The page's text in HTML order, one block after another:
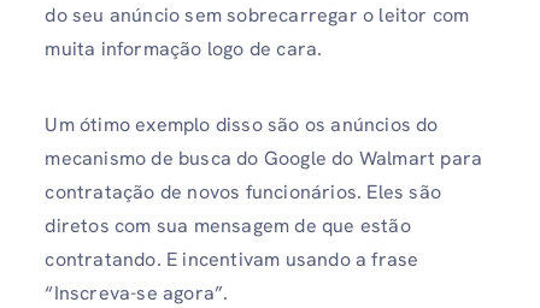
do seu anúncio sem sobrecarregar o leitor com
muita informação logo de cara.
Um ótimo exemplo disso são os anúncios do
mecanismo de busca do Google do Walmart para
contratação de novos funcionários. Eles são
diretos com sua mensagem de que estão
contratando. E incentivam usando a frase
“Inscreva-se agora”.